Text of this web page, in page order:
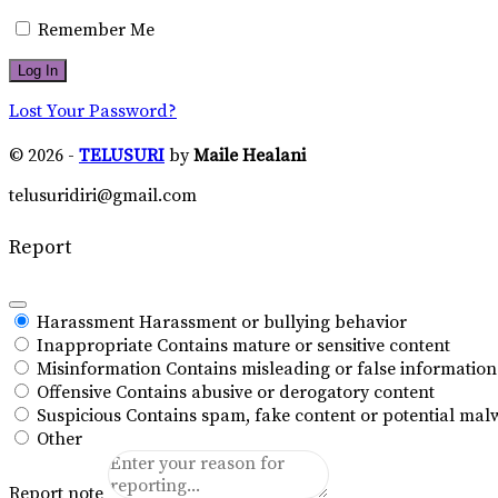
Remember Me
Lost Your Password?
© 2026 - TELUSURI byMaile Healani
telusuridiri@gmail.com
Report
Harassment Harassment or bullying behavior
Inappropriate Contains mature or sensitive content
Misinformation Contains misleading or false information
Offensive Contains abusive or derogatory content
Suspicious Contains spam, fake content or potential
Other